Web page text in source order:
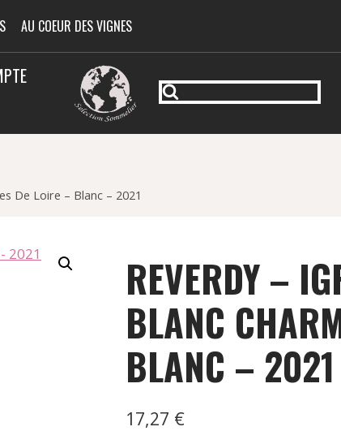
AU COEUR DES VIGNES
De Loire – Blanc – 2021
REVERDY –
BLANC
BLANC – 2021
17,27 €